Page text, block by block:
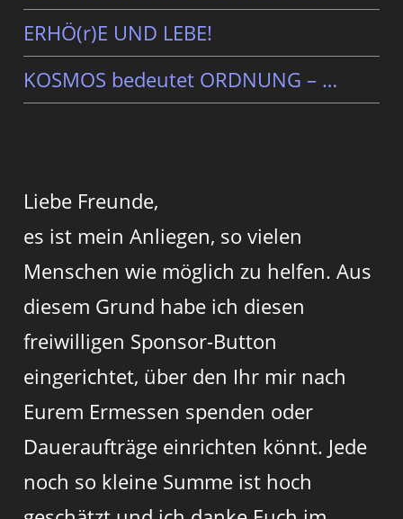
ERHÖ(r)E UND LEBE!
KOSMOS bedeutet ORDNUNG – …
Liebe Freunde,
es ist mein Anliegen, so vielen
Menschen wie möglich zu helfen. Aus
diesem Grund habe ich diesen
freiwilligen Sponsor-Button
eingerichtet, über den Ihr mir nach
Eurem Ermessen spenden oder
Daueraufträge einrichten könnt. Jede
noch so kleine Summe ist hoch